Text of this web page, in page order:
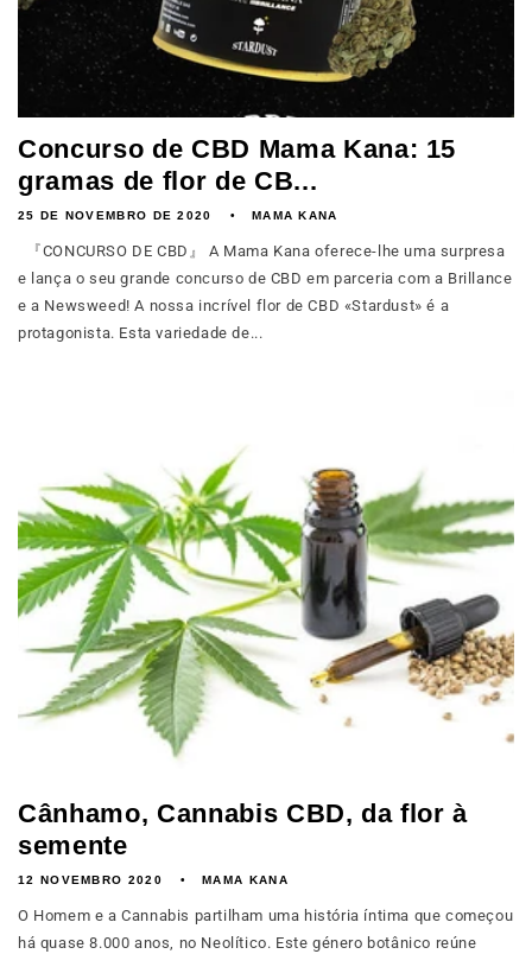
Concurso de CBD Mama Kana: 15
gramas de flor de CB...
25 DE NOVEMBRO DE 2020 MAMA KANA
『CONCURSO DE CBD』 A Mama Kana oferece-lhe uma surpresa
e lança o seu grande concurso de CBD em parceria com a Brillance
e a Newsweed! A nossa incrível flor de CBD «Stardust» é a
protagonista. Esta variedade de...
Cânhamo, Cannabis CBD, da flor à
semente
12 NOVEMBRO 2020 MAMA KANA
O Homem e a Cannabis partilham uma história íntima que começou
há quase 8.000 anos, no Neolítico. Este género botânico reúne